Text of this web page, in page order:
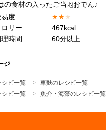
の食材の入ったご当地おでん♪
易度
★★★
ロリー
467kcal
理時間
60分以上
ジ
シピ一覧
車麩のレシピ一覧
シピ一覧 魚介・海藻のレシピ一覧